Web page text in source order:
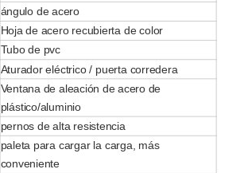
ángulo de acero
Hoja de acero recubierta de color
Tubo de pvc
Aturador eléctrico / puerta corredera
Ventana de aleación de acero de
plástico/aluminio
pernos de alta resistencia
paleta para cargar la carga, más
conveniente